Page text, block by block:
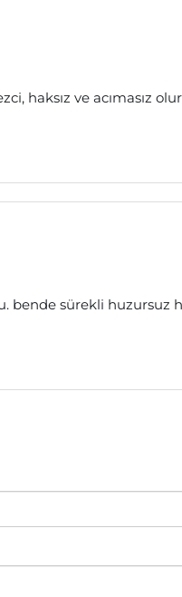
haksız ve acımasız
bende sürekli huzursuz